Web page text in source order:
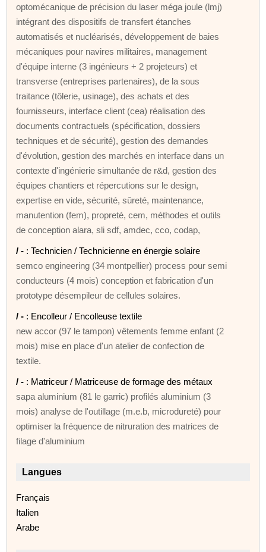
optomécanique de précision du laser méga joule (lmj)
intégrant des dispositifs de transfert étanches
automatisés et nucléarisés, développement de baies
mécaniques pour navires militaires, management
d'équipe interne (3 ingénieurs + 2 projeteurs) et
transverse (entreprises partenaires), de la sous
traitance (tôlerie, usinage), des achats et des
fournisseurs, interface client (cea) réalisation des
documents contractuels (spécification, dossiers
techniques et de sécurité), gestion des demandes
d'évolution, gestion des marchés en interface dans un
contexte d'ingénierie simultanée de r&d, gestion des
équipes chantiers et répercutions sur le design,
expertise en vide, sécurité, sûreté, maintenance,
manutention (fem), propreté, cem, méthodes et outils
de conception alara, sli sdf, amdec, cco, codap,
/ - : Technicien / Technicienne en énergie solaire
semco engineering (34 montpellier) process pour semi
conducteurs (4 mois) conception et fabrication d'un
prototype désempileur de cellules solaires.
/ - : Encolleur / Encolleuse textile
new accor (97 le tampon) vêtements femme enfant (2
mois) mise en place d'un atelier de confection de
textile.
/ - : Matriceur / Matriceuse de formage des métaux
sapa aluminium (81 le garric) profilés aluminium (3
mois) analyse de l'outillage (m.e.b, microdureté) pour
optimiser la fréquence de nitruration des matrices de
filage d'aluminium
Langues
Français
Italien
Arabe